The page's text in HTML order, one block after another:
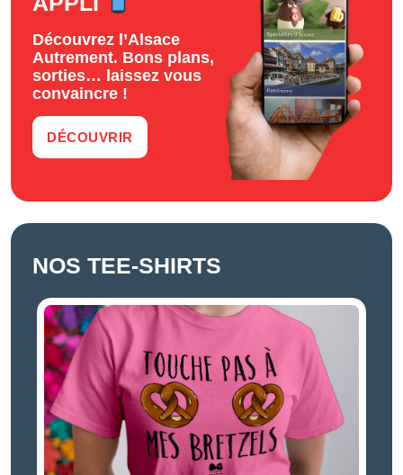
Découvrez l’Alsace
Autrement. Bons plans,
sorties… laissez vous
convaincre !
DÉCOUVRIR
NOS TEE-SHIRTS